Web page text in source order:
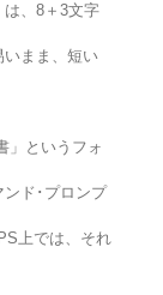
、8＋3文字
まま、短い
」というフォ
ド･プロンプ
上では、それ